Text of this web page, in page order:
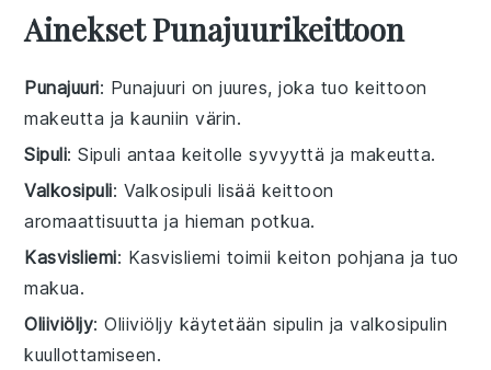
Ainekset Punajuurikeittoon
Punajuuri: Punajuuri on juures, joka tuo keittoon
makeutta ja kauniin värin.
Sipuli: Sipuli antaa keitolle syvyyttä ja makeutta.
Valkosipuli: Valkosipuli lisää keittoon
aromaattisuutta ja hieman potkua.
Kasvisliemi: Kasvisliemi toimii keiton pohjana ja tuo
makua.
Oliiviöljy: Oliiviöljy käytetään sipulin ja valkosipulin
kuullottamiseen.